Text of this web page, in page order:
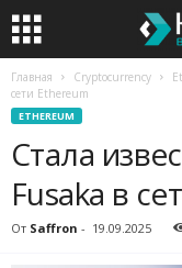
Главная Cryptocurrency
сети Ethereum
ETHEREUM
Стала
Fusaka в
От Saffron - 19.09.2025